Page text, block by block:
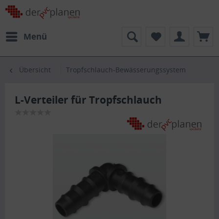
Menü
Übersicht Tropfschlauch-Bewässerungssystem
L-Verteiler für Tropfschlauch